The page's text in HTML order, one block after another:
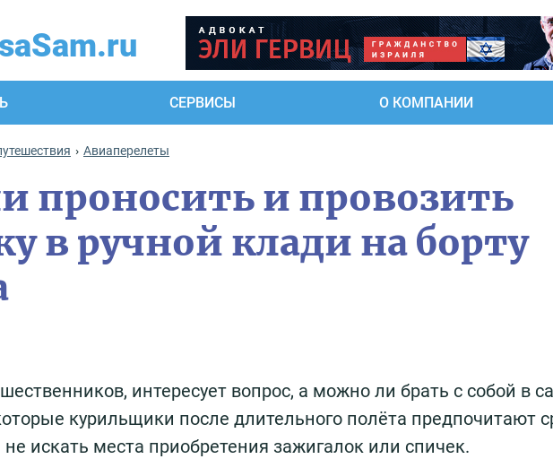
СЕРВИСЫ О КОМПАНИИ
Авиаперелеты
проносить и провозить
в ручной клади на борту
интересует вопрос, а можно ли брать с собой в
курильщики после длительного полёта предпочитают
не искать места приобретения зажигалок или спичек.